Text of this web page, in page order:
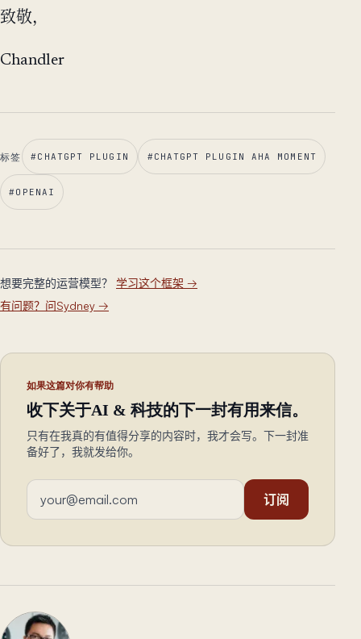
致敬，
Chandler
标签 #CHATGPT PLUGIN #CHATGPT PLUGIN AHA MOMENT
#OPENAI
想要完整的运营模型？ 学习这个框架 →
有问题？问Sydney →
如果这篇对你有帮助
收下关于AI & 科技的下一封有用来信。
只有在我真的有值得分享的内容时，我才会写。下一封准
备好了，我就发给你。
邮箱地址
订阅